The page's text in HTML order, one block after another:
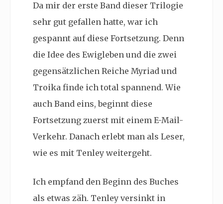
Da mir der erste Band dieser Trilogie
sehr gut gefallen hatte, war ich
gespannt auf diese Fortsetzung. Denn
die Idee des Ewigleben und die zwei
gegensätzlichen Reiche Myriad und
Troika finde ich total spannend. Wie
auch Band eins, beginnt diese
Fortsetzung zuerst mit einem E-Mail-
Verkehr. Danach erlebt man als Leser,
wie es mit Tenley weitergeht.
Ich empfand den Beginn des Buches
als etwas zäh. Tenley versinkt in